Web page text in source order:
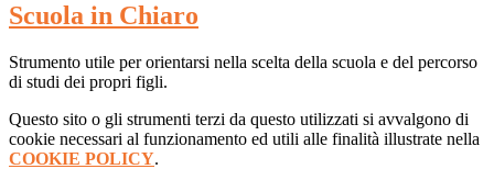
Scuola in Chiaro
Strumento utile per orientarsi nella scelta della scuola e del percorso
di studi dei propri figli.
Questo sito o gli strumenti terzi da questo utilizzati si avvalgono di
cookie necessari al funzionamento ed utili alle finalità illustrate nella
COOKIE POLICY.